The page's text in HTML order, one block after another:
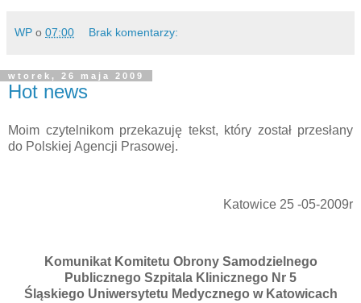
WP o 07:00 Brak komentarzy:
wtorek, 26 maja 2009
Hot news
Moim czytelnikom przekazuję tekst, który został przesłany
do Polskiej Agencji Prasowej.
Katowice 25 -05-2009r
Komunikat Komitetu Obrony Samodzielnego
Publicznego Szpitala Klinicznego Nr 5
Śląskiego Uniwersytetu Medycznego w Katowicach